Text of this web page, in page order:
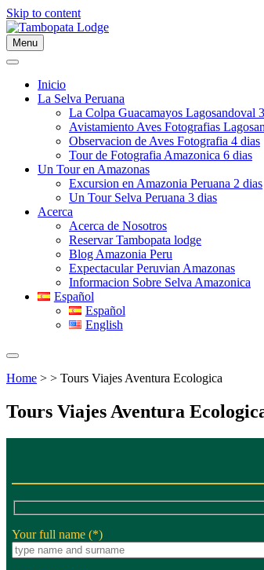
Skip to content
Menu
Inicio
La Selva Peruana
La Colpa Guacamayos Lagosandoval
Avistamiento Aves Fotografias
Observacion de Aves Fotografia 4 dias
Tour de Fotografia Amazonica 6 dias
Un Tour en Amazonas
Excursion en Amazonia Peruana 2 dias
Un Tour Selva Peruana 3 dias
Acerca
Acerca de Nosotros
Reservar Tambopata lodge
Blog Amazonia Peru
Expectacular Peruvian Amazonas
Informacion Sobre Selva Amazonica
Español
Español
English
Home > > Tours Viajes Aventura Ecologica
Tours Viajes Aventura
Your full name (*)